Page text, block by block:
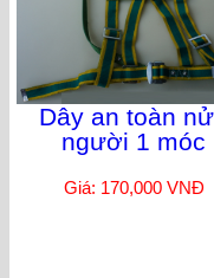
Dây an toàn
người 1 móc
Giá: 170,000 VNĐ